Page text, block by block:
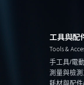
工具與配
Tools &
手工具/電
測量與檢
耗材與配